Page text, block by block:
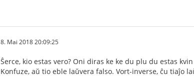
8. Mai 2018 20:09:25
Ŝerce, kio estas vero? Oni diras ke ke du plu du estas
Konfuze, aŭ tio eble laŭvera falso. Vort-inverse, ĉu tiaĵo